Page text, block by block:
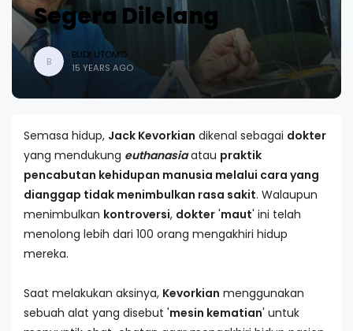
Segera Dilelang
B
BUDI UTOMO
15 YEARS AGO
Semasa hidup, Jack Kevorkian dikenal sebagai dokter
yang mendukung euthanasiaatau praktik
pencabutan kehidupan manusia melalui cara yang
dianggap tidak menimbulkan rasa sakit. Walaupun
menimbulkan kontroversi, dokter 'maut' ini telah
menolong lebih dari 100 orang mengakhiri hidup
mereka.
Saat melakukan aksinya, Kevorkian menggunakan
sebuah alat yang disebut 'mesin kematian' untuk